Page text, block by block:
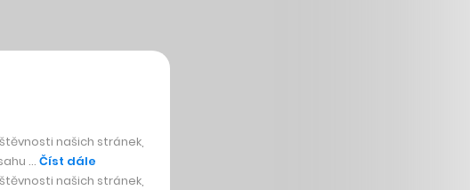
našich stránek,
… Číst dále
našich stránek,